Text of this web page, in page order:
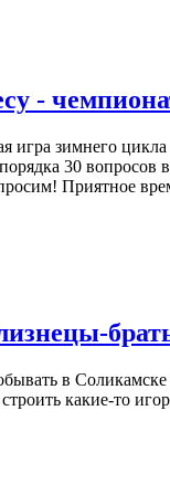
-
зимнего
30
Приятное
в
какие-то